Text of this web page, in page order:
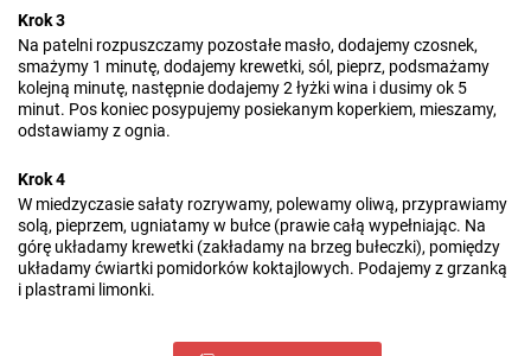
Krok 3
Na patelni rozpuszczamy pozostałe masło, dodajemy czosnek,
smażymy 1 minutę, dodajemy krewetki, sól, pieprz, podsmażamy
kolejną minutę, następnie dodajemy 2 łyżki wina i dusimy ok 5
minut. Pos koniec posypujemy posiekanym koperkiem, mieszamy,
odstawiamy z ognia.
Krok 4
W miedzyczasie sałaty rozrywamy, polewamy oliwą, przyprawiamy
solą, pieprzem, ugniatamy w bułce (prawie całą wypełniając. Na
górę układamy krewetki (zakładamy na brzeg bułeczki), pomiędzy
układamy ćwiartki pomidorków koktajlowych. Podajemy z grzanką
i plastrami limonki.